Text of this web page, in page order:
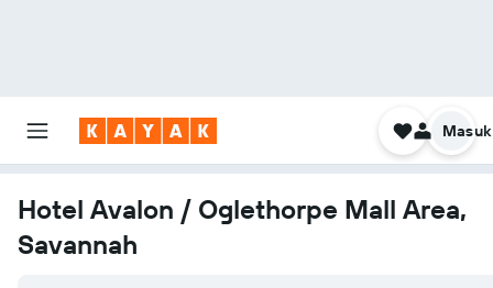
Masuk
Hotel Avalon / Oglethorpe Mall Area,
Savannah